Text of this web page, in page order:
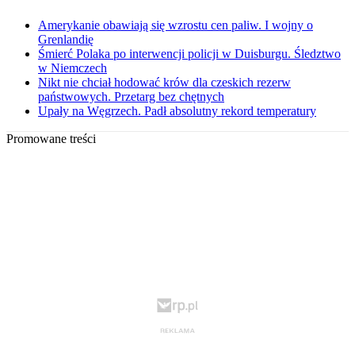
Amerykanie obawiają się wzrostu cen paliw. I wojny o
Grenlandię
Śmierć Polaka po interwencji policji w Duisburgu. Śledztwo
w Niemczech
Nikt nie chciał hodować krów dla czeskich rezerw
państwowych. Przetarg bez chętnych
Upały na Węgrzech. Padł absolutny rekord temperatury
Promowane treści